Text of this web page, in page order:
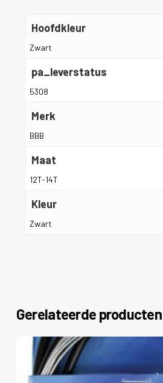
Hoofdkleur
Zwart
pa_leverstatus
5308
Merk
BBB
Maat
12T-14T
Kleur
Zwart
Gerelateerde producten